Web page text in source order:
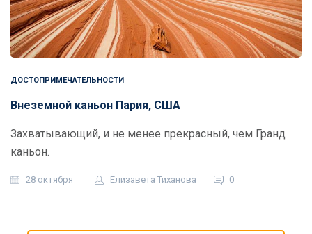
ДОСТОПРИМЕЧАТЕЛЬНОСТИ
Внеземной каньон Пария, США
Захватывающий, и не менее прекрасный, чем Гранд
каньон.
28 октября Елизавета Тиханова 0